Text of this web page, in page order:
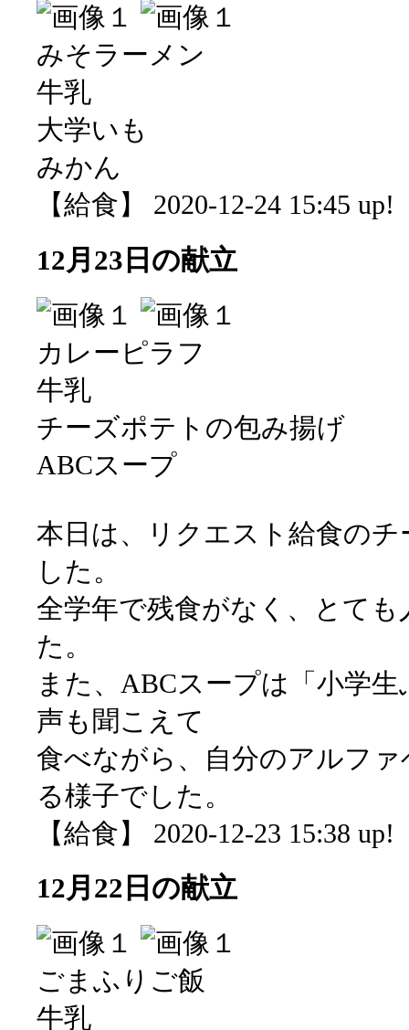
みそラーメン
牛乳
大学いも
みかん
【給食】 2020-12-24 15:45 up!
12月23日の献立
カレーピラフ
牛乳
チーズポテトの包み揚げ
ABCスープ
本日は、リクエスト給食の
した。
全学年で残食がなく、とて
た。
また、ABCスープは「小学
声も聞こえて
食べながら、自分のアルフ
る様子でした。
【給食】 2020-12-23 15:38 up!
12月22日の献立
ごまふりご飯
牛乳